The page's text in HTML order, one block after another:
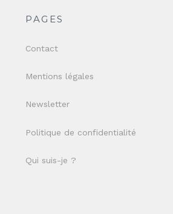
PAGES
Contact
Mentions légales
Newsletter
Politique de confidentialité
Qui suis-je ?